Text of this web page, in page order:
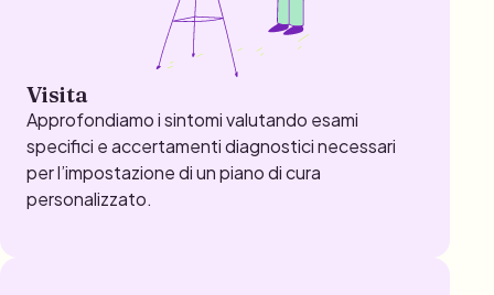
Visita
Approfondiamo i sintomi valutando esami
specifici e accertamenti diagnostici necessari
per l’impostazione di un piano di cura
personalizzato.